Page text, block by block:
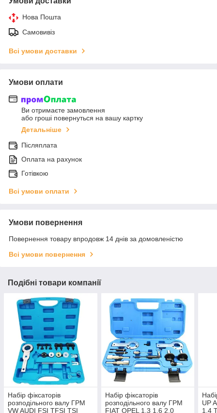
Нова Пошта
Самовивіз
Всі умови доставки
Умови оплати
Ви отримаєте замовлення
або гроші повернуться на вашу картку
Детальніше
Післяплата
Оплата на рахунок
Готівкою
Всі умови оплати
Умови повернення
Повернення товару впродовж 14 днів за домовленістю
Всі умови повернення
Подібні товари компанії
Набір фіксаторів
розподільного валу ГРМ
VW AUDI FSI TFSI TSI
Набір фіксаторів
розподільного валу ГРМ
FIAT OPEL 1.3 1.6 2.0
UP
1.4